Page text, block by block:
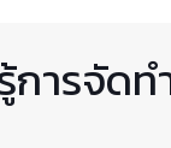
การจัด